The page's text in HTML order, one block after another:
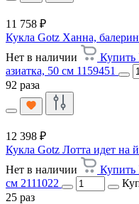
11 758 ₽
Кукла Gotz Ханна,
Нет в наличии
Купить
азиатка, 50 см 1159451
92 раза
12 398 ₽
Кукла Gotz Лотта идет на
Нет в наличии
Купить
см 2111022
25 раз